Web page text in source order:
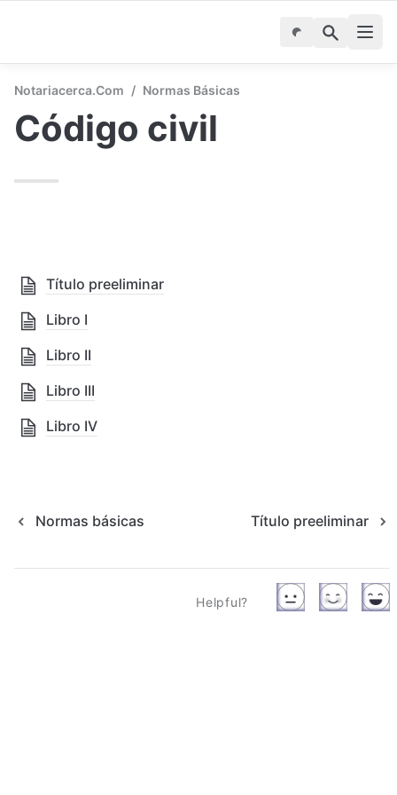
Notariacerca.com / Normas Básicas
Código civil
Título preeliminar
Libro I
Libro II
Libro III
Libro IV
Normas básicas Título preeliminar
Helpful?